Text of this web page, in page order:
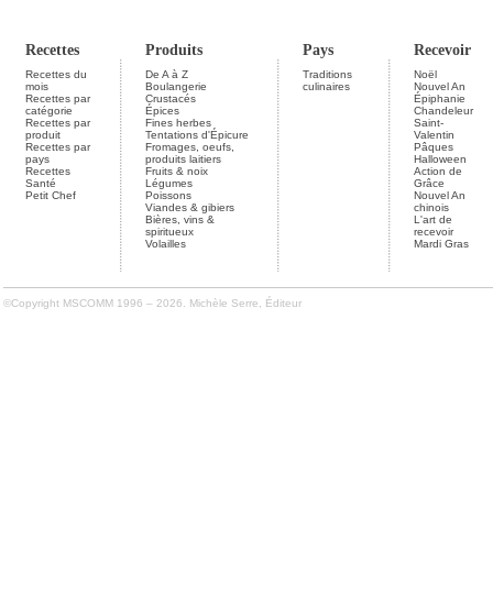
Recettes Produits Pays Recevoir
Recettes du
mois
Recettes par
catégorie
Recettes par
produit
Recettes par
pays
Recettes
Santé
Petit Chef
De A à Z
Boulangerie
Crustacés
Épices
Fines herbes
Tentations d'Épicure
Fromages, oeufs,
produits laitiers
Fruits & noix
Légumes
Poissons
Viandes & gibiers
Bières, vins &
spiritueux
Volailles
Traditions
culinaires
Noël
Nouvel An
Épiphanie
Chandeleur
Saint-
Valentin
Pâques
Halloween
Action de
Grâce
Nouvel An
chinois
L'art de
recevoir
Mardi Gras
©Copyright MSCOMM 1996 – 2026. Michèle Serre, Éditeur